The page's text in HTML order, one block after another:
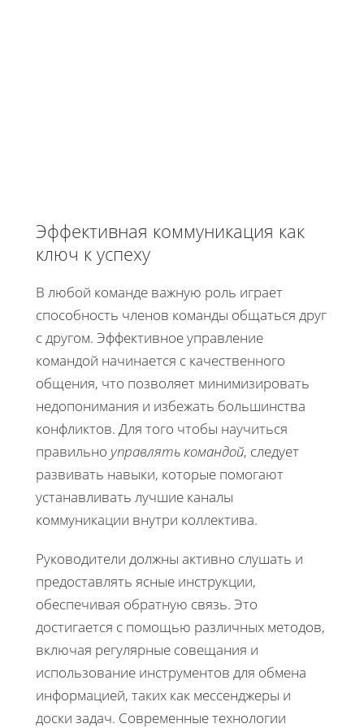
Эффективная коммуникация как
ключ к успеху
В любой команде важную роль играет
способность членов команды общаться друг
с другом. Эффективное управление
командой начинается с качественного
общения, что позволяет минимизировать
недопонимания и избежать большинства
конфликтов. Для того чтобы научиться
правильно управлять командой, следует
развивать навыки, которые помогают
устанавливать лучшие каналы
коммуникации внутри коллектива.
Руководители должны активно слушать и
предоставлять ясные инструкции,
обеспечивая обратную связь. Это
достигается с помощью различных методов,
включая регулярные совещания и
использование инструментов для обмена
информацией, таких как мессенджеры и
доски задач. Современные технологии